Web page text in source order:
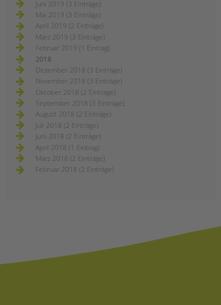
Juni 2019 (3 Einträge)
Mai 2019 (3 Einträge)
April 2019 (2 Einträge)
März 2019 (3 Einträge)
Februar 2019 (1 Eintrag)
2018
Dezember 2018 (3 Einträge)
November 2018 (3 Einträge)
Oktober 2018 (2 Einträge)
September 2018 (3 Einträge)
August 2018 (2 Einträge)
Juli 2018 (2 Einträge)
Juni 2018 (2 Einträge)
April 2018 (1 Eintrag)
März 2018 (2 Einträge)
Februar 2018 (2 Einträge)